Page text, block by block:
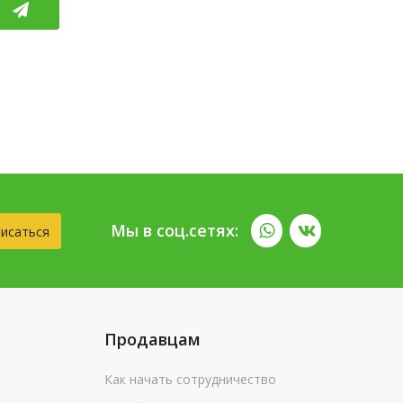
Мы в соц.сетях:
Продавцам
Как начать сотрудничество